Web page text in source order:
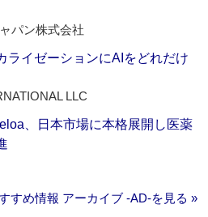
パン株式会社
ライゼーションにAIをどれだけ
LLC
、日本市場に本格展開し医薬
すめ情報 アーカイブ ‐AD‐を見る »